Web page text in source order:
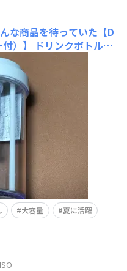
な商品を待っていた【D
）】
ドリンクボトル
の頃から冷たいものを
代になって流石に夏以外
ました。 ただ、暑い時
水で割るのが面倒なの
おくことが多いのです
大容量
夏に活躍